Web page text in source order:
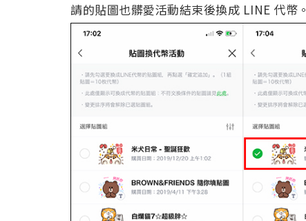
請的貼圖也髒愛活動結束後換成 LINE 代幣。